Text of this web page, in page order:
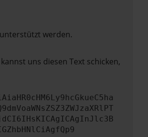
werden.
uns diesen Text schicken,